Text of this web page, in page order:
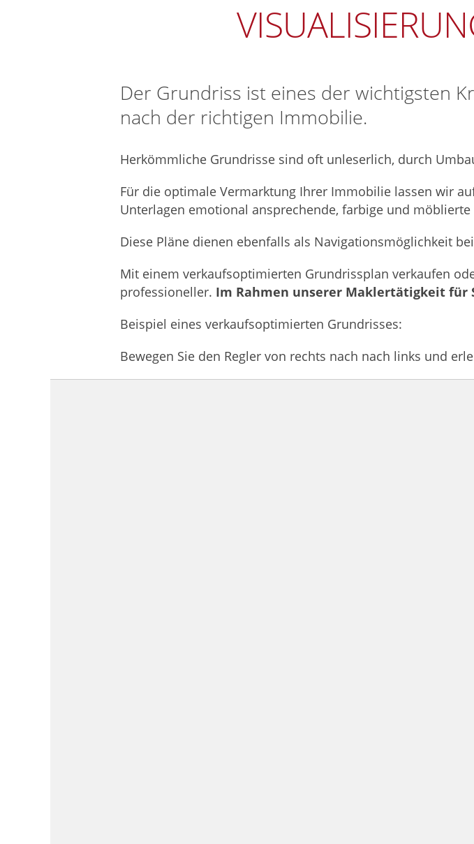
Der Grundriss ist eines der wichtigsten
nach der richtigen Immobilie.
Herkömmliche Grundrisse sind oft unleserlich, durch
Für die optimale Vermarktung Ihrer Immobilie lassen wir
Unterlagen emotional ansprechende, farbige und
Diese Pläne dienen ebenfalls als Navigationsmöglichkeit
Mit einem verkaufsoptimierten Grundrissplan verkaufen
professioneller. Im Rahmen unserer Maklertätigkeit für
Beispiel eines verkaufsoptimierten Grundrisses:
Bewegen Sie den Regler von rechts nach nach links und